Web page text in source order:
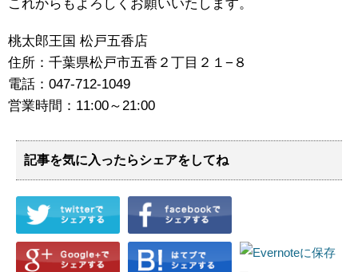
これからもよろしくお願いいたします。
桃太郎王国 松戸五香店
住所：千葉県松戸市五香２丁目２１−８
電話：047-712-1049
営業時間：11:00～21:00
記事を気に入ったらシェアをしてね